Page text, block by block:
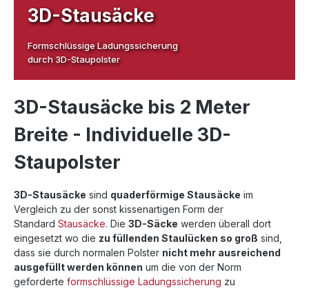
3D-Stausäcke
Formschlüssige Ladungssicherung
durch 3D-Staupolster
3D-Stausäcke bis 2 Meter
Breite - Individuelle 3D-
Staupolster
3D-Stausäcke sind quaderförmige Stausäcke im
Vergleich zu der sonst kissenartigen Form der
Standard Stausäcke. Die 3D-Säcke werden überall dort
eingesetzt wo die zu füllenden Staulücken so groß sind,
dass sie durch normalen Polster nicht mehr ausreichend
ausgefüllt werden können um die von der Norm
geforderte formschlüssige Ladungssicherung zu